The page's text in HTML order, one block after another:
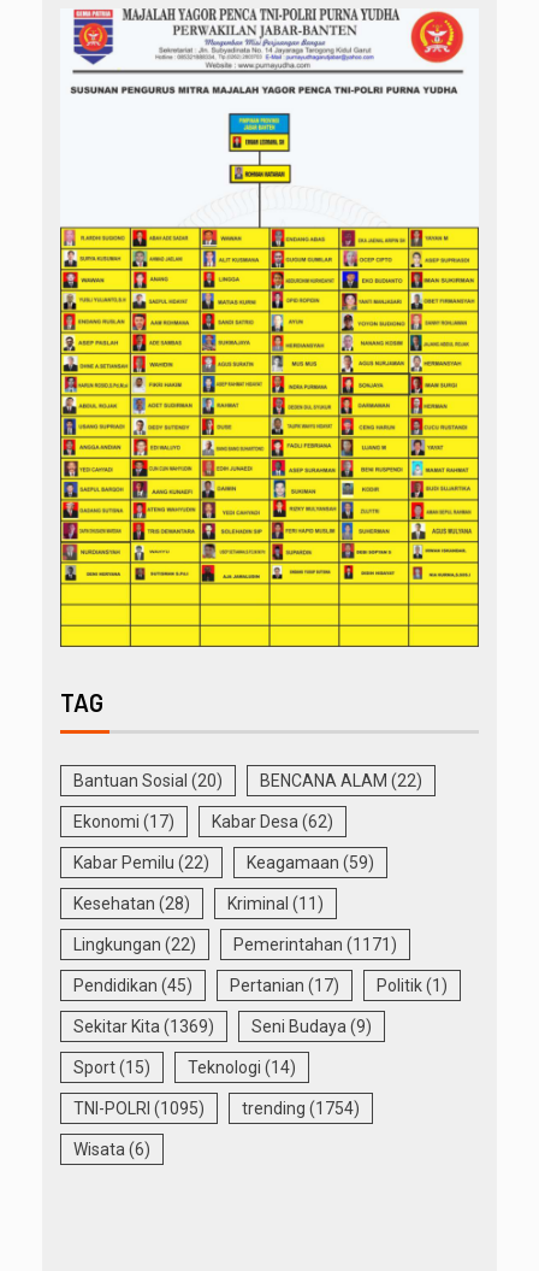
TAG
Bantuan Sosial (20) BENCANA ALAM (22)
Ekonomi (17) Kabar Desa (62)
Kabar Pemilu (22) Keagamaan (59)
Kesehatan (28) Kriminal (11)
Lingkungan (22) Pemerintahan (1171)
Pendidikan (45) Pertanian (17) Politik(1)
Sekitar Kita (1369) Seni Budaya (9)
Sport(15) Teknologi (14)
TNI-POLRI (1095) trending (1754)
Wisata (6)